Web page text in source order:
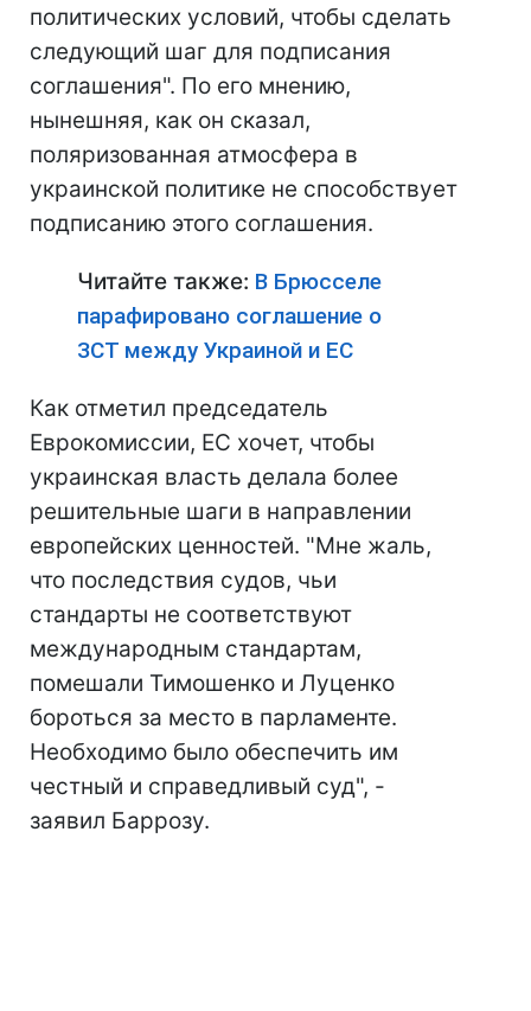
политических условий, чтобы сделать
следующий шаг для подписания
соглашения". По его мнению,
нынешняя, как он сказал,
поляризованная атмосфера в
украинской политике не способствует
подписанию этого соглашения.
Читайте также: В Брюсселе
парафировано соглашение о
ЗСТ между Украиной и ЕС
Как отметил председатель
Еврокомиссии, ЕС хочет, чтобы
украинская власть делала более
решительные шаги в направлении
европейских ценностей. "Мне жаль,
что последствия судов, чьи
стандарты не соответствуют
международным стандартам,
помешали Тимошенко и Луценко
бороться за место в парламенте.
Необходимо было обеспечить им
честный и справедливый суд", -
заявил Баррозу.